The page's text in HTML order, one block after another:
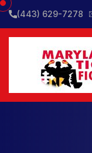
(443) 629-7278